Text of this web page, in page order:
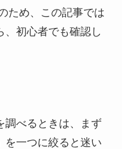
ため、この記事では
、初心者でも確認し
調べるときは、まず
を一つに絞ると迷い